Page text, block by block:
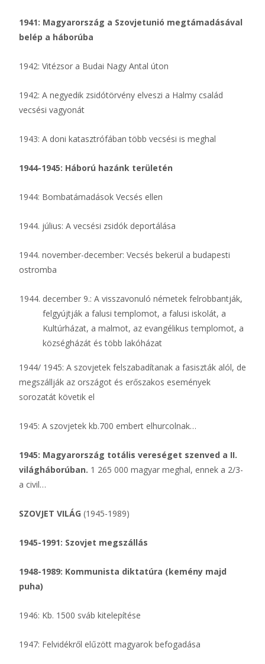
1941: Magyarország a Szovjetunió megtámadásával
belép a háborúba
1942: Vitézsor a Budai Nagy Antal úton
1942: A negyedik zsidótörvény elveszi a Halmy család
vecsési vagyonát
1943: A doni katasztrófában több vecsési is meghal
1944-1945: Háború hazánk területén
1944: Bombatámadások Vecsés ellen
1944. július: A vecsési zsidók deportálása
1944. november-december: Vecsés bekerül a budapesti
ostromba
december 9.: A visszavonuló németek felrobbantják,
felgyújtják a falusi templomot, a falusi iskolát, a
Kultúrházat, a malmot, az evangélikus templomot, a
községházát és több lakóházat
1944/ 1945: A szovjetek felszabadítanak a fasiszták alól, de
megszállják az országot és erőszakos események
sorozatát követik el
1945: A szovjetek kb.700 embert elhurcolnak…
1945: Magyarország totális vereséget szenved a II.
világháborúban. 1 265 000 magyar meghal, ennek a 2/3-
a civil…
SZOVJET VILÁG (1945-1989)
1945-1991: Szovjet megszállás
1948-1989: Kommunista diktatúra (kemény majd
puha)
1946: Kb. 1500 sváb kitelepítése
1947: Felvidékről elűzött magyarok befogadása